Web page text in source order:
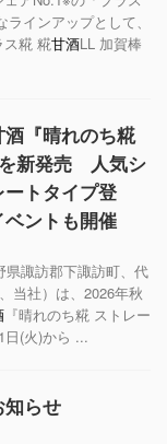
インアップとして、
糀 糀甘酒LL 加賀棒
『晴れのち糀
新発売 人気シ
ートタイプ登
ントも開催
諏訪郡下諏訪町、代
当社）は、2026年秋
『晴れのち糀 ストレー
日(火)から ...
知らせ